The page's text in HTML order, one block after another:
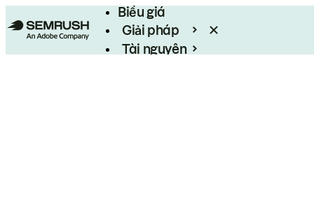
Biểu giá
Giải pháp
Tài nguyên